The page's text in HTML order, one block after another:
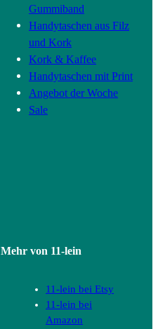
Gummiband
Handytaschen aus Filz
und Kork
Kork & Kaffee
Handytaschen mit Print
Angebot der Woche
Sale
Mehr von 11-lein
11-lein bei Etsy
11-lein bei
Amazon